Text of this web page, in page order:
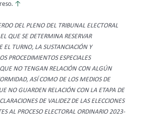
↑
DEL PLENO DEL TRIBUNAL ELECTORAL
QUE SE DETERMINA RESERVAR
EL TURNO, LA SUSTANCIACIÓN Y
PROCEDIMIENTOS ESPECIALES
NO TENGAN RELACIÓN CON ALGÚN
ASÍ COMO DE LOS MEDIOS DE
NO GUARDEN RELACIÓN CON LA ETAPA DE
DE VALIDEZ DE LAS ELECCIONES
AL PROCESO ELECTORAL ORDINARIO 2023-